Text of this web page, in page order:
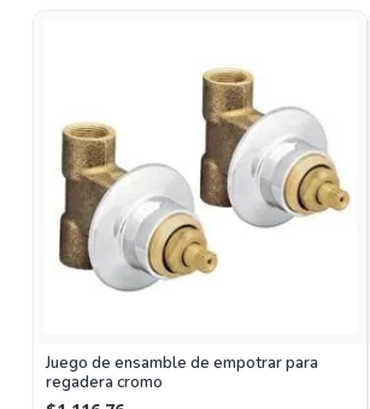
Juego de ensamble de empotrar para
regadera cromo